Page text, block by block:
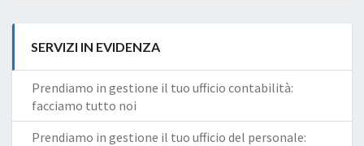
SERVIZI IN EVIDENZA
Prendiamo in gestione il tuo ufficio contabilità:
facciamo tutto noi
Prendiamo in gestione il tuo ufficio del personale: